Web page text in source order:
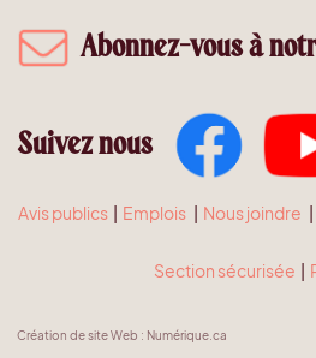
Abonnez-vous à
Suivez nous
Avis publics Emplois Nous joindre
Section sécurisée |
Création de site Web : Numérique.ca